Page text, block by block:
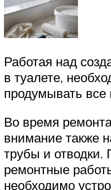
Работая над
в туалете,
продумывать все
Во время
внимание также
трубы и отводки.
ремонтные
необходимо